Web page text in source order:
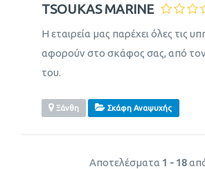
TSOUKAS MARINE
Η εταιρεία μας παρέχει όλες τις
αφορούν στο σκάφος σας, από τον
του.
Ξάνθη Σκάφη Αναψυχής
Αποτελέσματα 1 - 18